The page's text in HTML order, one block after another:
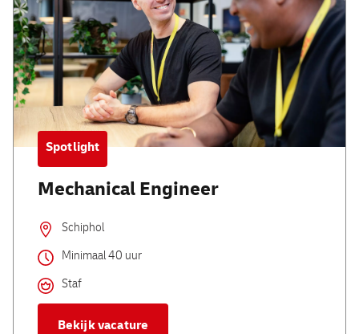
Spotlight
Mechanical Engineer
Schiphol
Minimaal 40 uur
Staf
Bekijk vacature